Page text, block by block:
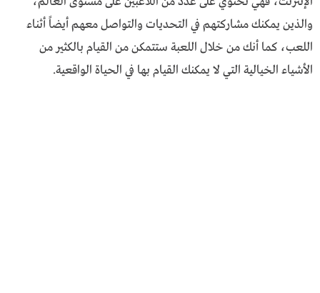
والذين يمكنك مشاركتهم في التحديات والتواصل معهم أيضاً أثناء
اللعب، كما أنك من خلال اللعبة ستتمكن من القيام بالكثير من
الأشياء الخيالية التي لا يمكنك القيام بها في الحياة الواقعية.